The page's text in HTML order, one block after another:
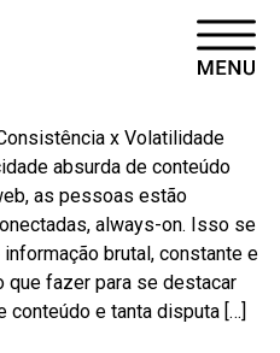
x Volatilidade
absurda de conteúdo
as pessoas estão
always-on. Isso se
brutal, constante e
que fazer para se destacar
conteúdo e tanta disputa […]